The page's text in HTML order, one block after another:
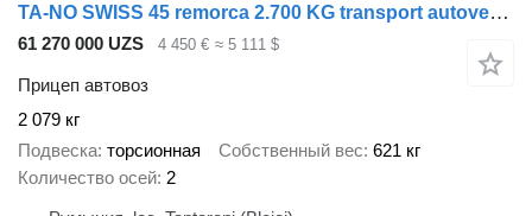
TA-NO SWISS 45 remorca 2.700 KG transport autovehicule
61 270 000 UZS 4 450 € ≈ 5 111 $
Прицеп автовоз
2 079 кг
Подвеска торсионная Собственный вес 621 кг
Количество осей 2